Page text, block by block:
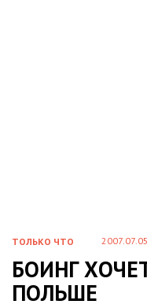
ТОЛЬКО ЧТО 2007.07.05
БОИНГ
ПОЛЬШЕ